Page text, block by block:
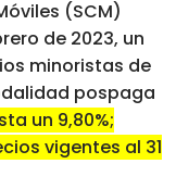
(SCM)
de 2023, un
minoristas de
pospaga
un 9,80%;
vigentes al 31